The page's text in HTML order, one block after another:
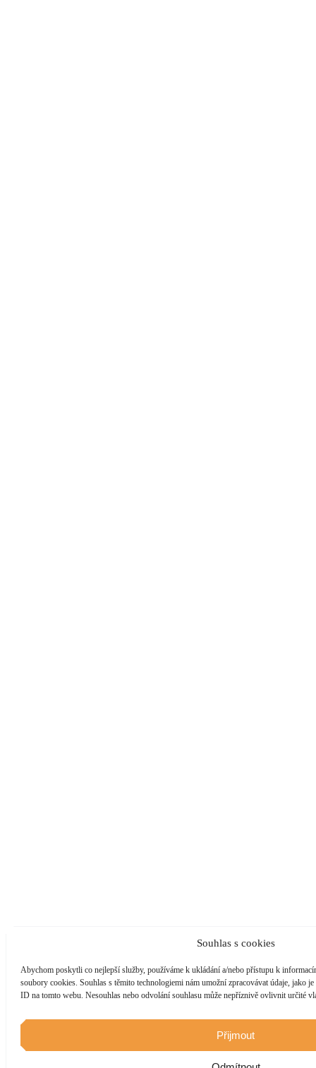
Souhlas s cookies
Abychom poskytli co nejlepší služby, používáme k ukládání a/nebo přístupu k
soubory cookies. Souhlas s těmito technologiemi nám umožní zpracovávat údaje, jako
ID na tomto webu. Nesouhlas nebo odvolání souhlasu může nepříznivě ovlivnit určité
Přijmout